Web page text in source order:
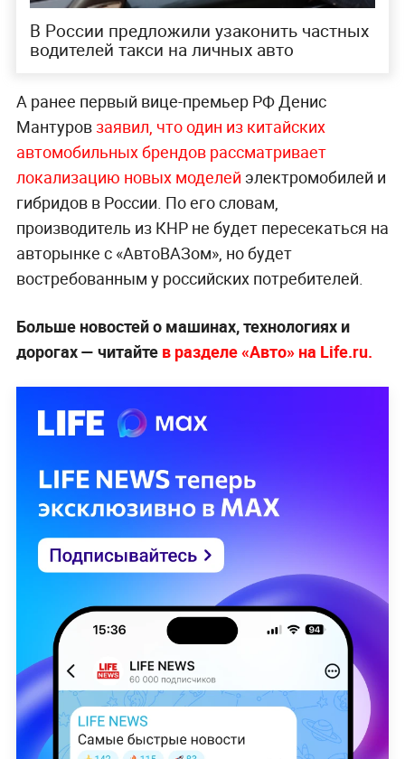
В России предложили узаконить частных
водителей такси на личных авто
А ранее первый вице-премьер РФ Денис
Мантуровзаявил, что один из китайских
автомобильных брендов рассматривает
локализацию новых моделей электромобилей и
гибридов в России. По его словам,
производитель из КНР не будет пересекаться на
авторынке с «АвтоВАЗом», но будет
востребованным у российских потребителей.
Больше новостей о машинах, технологиях и
дорогах — читайтев разделе «Авто» на Life.ru.